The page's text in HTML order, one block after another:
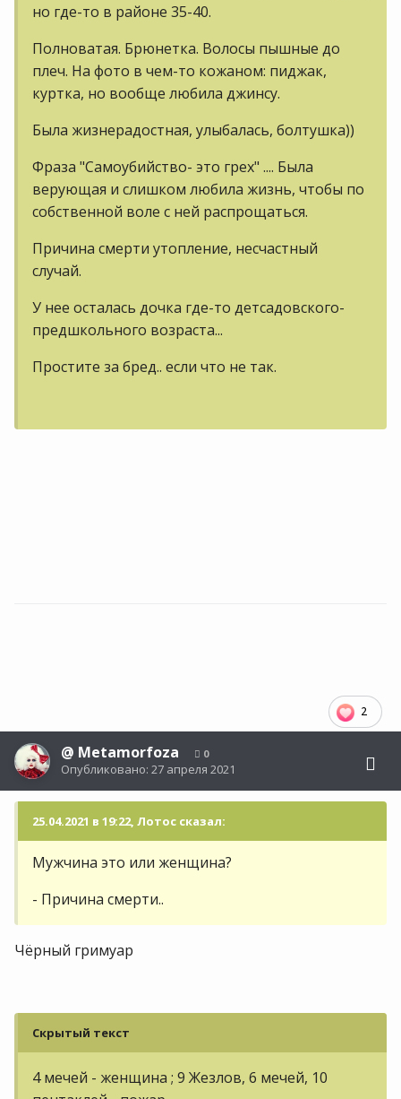
но где-то в районе 35-40.
Полноватая. Брюнетка. Волосы пышные до
плеч. На фото в чем-то кожаном: пиджак,
куртка, но вообще любила джинсу.
Была жизнерадостная, улыбалась, болтушка))
Фраза "Самоубийство- это грех" .... Была
верующая и слишком любила жизнь, чтобы по
собственной воле с ней распрощаться.
Причина смерти утопление, несчастный
случай.
У нее осталась дочка где-то детсадовского-
предшкольного возраста...
Простите за бред.. если что не так.
2
@ Metamorfoza 0
Опубликовано: 27 апреля 2021
25.04.2021 в 19:22, Лотос сказал:
Мужчина это или женщина?
- Причина смерти..
Чёрный гримуар
Скрытый текст
4 мечей - женщина ; 9 Жезлов, 6 мечей, 10